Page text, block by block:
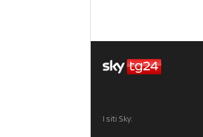
I siti Sky: